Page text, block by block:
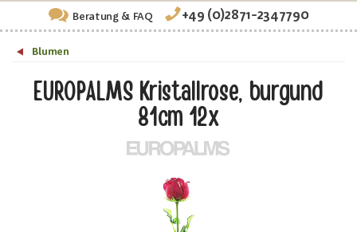
Beratung& FAQ +49 (0)2871-2347790
Blumen
EUROPALMS Kristallrose, burgund
81cm 12x